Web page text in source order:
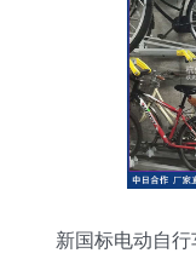
新国标电动自